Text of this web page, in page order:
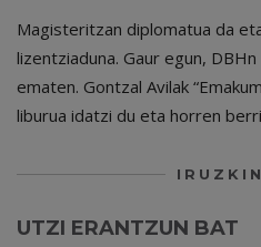
Magisteritzan diplomatua da
lizentziaduna. Gaur egun,
ematen. Gontzal Avilak
liburua idatzi du eta horren
UTZI ERANTZUN BAT